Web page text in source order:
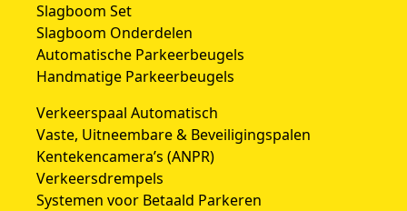
Slagboom Set
Slagboom Onderdelen
Automatische Parkeerbeugels
Handmatige Parkeerbeugels
Verkeerspaal Automatisch
Vaste, Uitneembare & Beveiligingspalen
Kentekencamera’s (ANPR)
Verkeersdrempels
Systemen voor Betaald Parkeren